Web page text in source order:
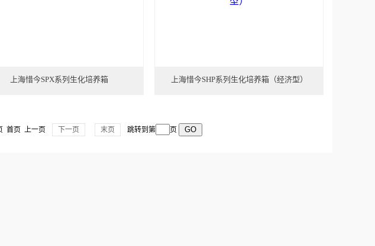
上海惜今SPX系列生化培养箱 上海惜今SHP系列生化培养箱（经济型）
首页 上一页 下一页 末页 跳转到第 页